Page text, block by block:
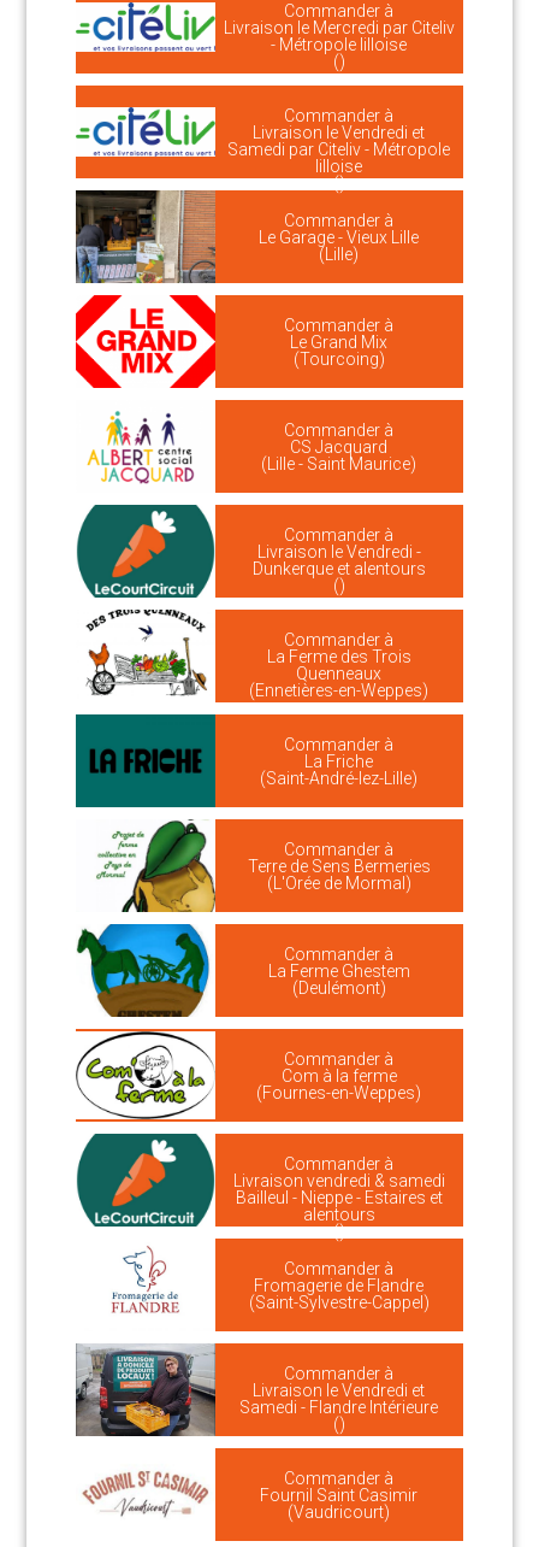
Commander à
Livraison le Mercredi par Citeliv
- Métropole lilloise
()
Commander à
Livraison le Vendredi et
Samedi par Citeliv - Métropole
lilloise
()
Commander à
Le Garage - Vieux Lille
(Lille)
Commander à
Le Grand Mix
(Tourcoing)
Commander à
CS Jacquard
(Lille - Saint Maurice)
Commander à
Livraison le Vendredi -
Dunkerque et alentours
()
Commander à
La Ferme des Trois
Quenneaux
(Ennetières-en-Weppes)
Commander à
La Friche
(Saint-André-lez-Lille)
Commander à
Terre de Sens Bermeries
(L'Orée de Mormal)
Commander à
La Ferme Ghestem
(Deulémont)
Commander à
Com à la ferme
(Fournes-en-Weppes)
Commander à
Livraison vendredi & samedi
Bailleul - Nieppe - Estaires et
alentours
()
Commander à
Fromagerie de Flandre
(Saint-Sylvestre-Cappel)
Commander à
Livraison le Vendredi et
Samedi - Flandre Intérieure
()
Commander à
Fournil Saint Casimir
(Vaudricourt)